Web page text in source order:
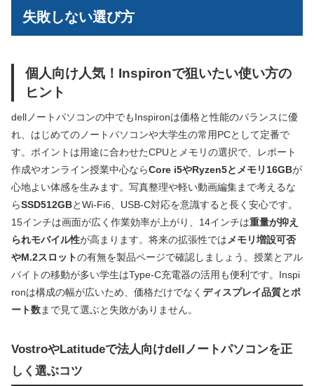
失敗しない選び方
個人向け人気！Inspironで狙いたい使い方の
ヒント
dellノートパソコンの中でもInspironは価格と性能のバランスに優
れ、はじめてのノートパソコンや大学生の常用PCとして定番で
す。ポイントは用途に合わせたCPUとメモリの選択で、レポート
作成やオンライン授業中心ならCore i5やRyzen5とメモリ16GBが
心地よい体感を生みます。写真整理や軽い動画編集まで考えるな
らSSD512GBとWi‑Fi6、USB‑C対応を意識すると長く安心です。
15インチは画面が広く作業効率が上がり、14インチは重量が抑え
られモバイル性が高まります。将来の拡張性では メモリ増設可否
やM.2スロットの有無を製品ページで確認しましょう。授業とアル
バイトの移動が多い学生はType‑C充電器の活用も便利です。Inspi
ronは構成の幅が広いため、価格だけでなく ディスプレイ品質とポ
ート数まで見て選ぶと失敗がありません。
VostroやLatitudeで法人向けdellノートパソコンを正
しく選ぶコツ